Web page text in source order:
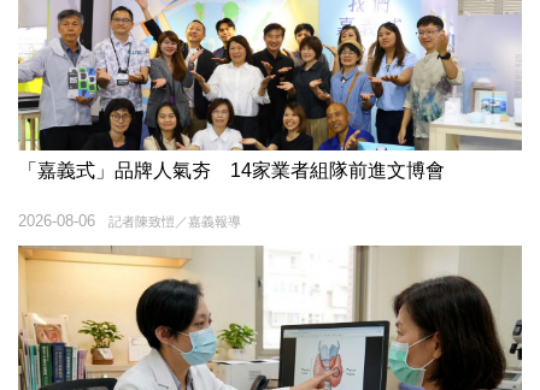
「嘉義式」品牌人氣夯 14家業者組隊前進文博會
記者陳致愷／嘉義報導
2026-08-06